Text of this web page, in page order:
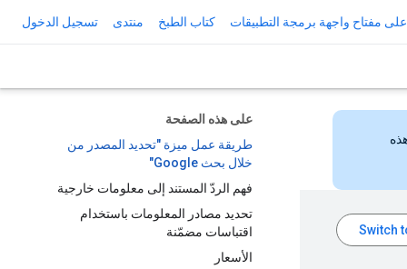
مفتاح واجهة برمجة التطبيقات كتاب الطبخ منتدى تسجيل الدخول
على هذه الصفحة
طريقة عمل ميزة "تحديد المصدر من
خلال بحث Google"
فهم الردّ المستند إلى معلومات خارجية
تحديد مصادر المعلومات باستخدام
اقتباسات مضمّنة
الأسعار